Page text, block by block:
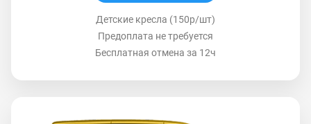
Детские кресла (150р/шт)
Предоплата не требуется
Бесплатная отмена за 12ч